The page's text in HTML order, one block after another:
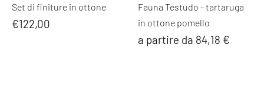
Set di finiture in ottone
€122,00
Fauna Testudo - tartaruga
in ottone pomello
a partire da 84,18 €